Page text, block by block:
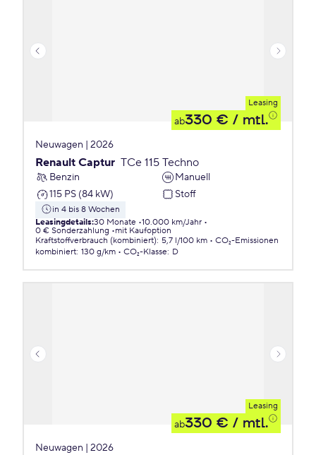
Leasing
ab330 € / mtl.
Neuwagen | 2026
Renault Captur TCe 115 Techno
Benzin
Manuell
115 PS (84 kW)
Stoff
in 4 bis 8 Wochen
Leasingdetails:30 Monate 10.000 km/Jahr
0 € Sonderzahlung
mit Kaufoption
Kraftstoffverbrauch (kombiniert): 5,7 l/100 km
CO₂-Emissionen
kombiniert: 130 g/km CO₂-Klasse: D
Leasing
ab330 € / mtl.
Neuwagen | 2026